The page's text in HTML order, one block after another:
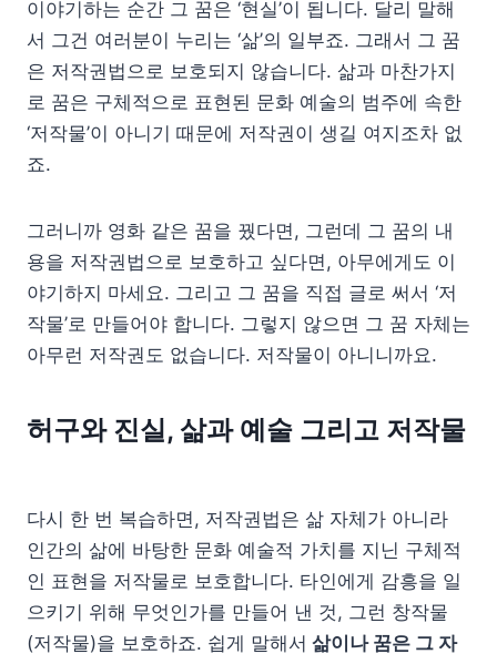
이야기하는 순간 그 꿈은 ‘현실’이 됩니다. 달리 말해
서 그건 여러분이 누리는 ‘삶’의 일부죠. 그래서 그 꿈
은 저작권법으로 보호되지 않습니다. 삶과 마찬가지
로 꿈은 구체적으로 표현된 문화 예술의 범주에 속한
‘저작물’이 아니기 때문에 저작권이 생길 여지조차 없
죠.
그러니까 영화 같은 꿈을 꿨다면, 그런데 그 꿈의 내
용을 저작권법으로 보호하고 싶다면, 아무에게도 이
야기하지 마세요. 그리고 그 꿈을 직접 글로 써서 ‘저
작물’로 만들어야 합니다. 그렇지 않으면 그 꿈 자체는
아무런 저작권도 없습니다. 저작물이 아니니까요.
허구와 진실, 삶과 예술 그리고 저작물
다시 한 번 복습하면, 저작권법은 삶 자체가 아니라
인간의 삶에 바탕한 문화 예술적 가치를 지닌 구체적
인 표현을 저작물로 보호합니다. 타인에게 감흥을 일
으키기 위해 무엇인가를 만들어 낸 것, 그런 창작물
(저작물)을 보호하죠. 쉽게 말해서 삶이나 꿈은 그 자